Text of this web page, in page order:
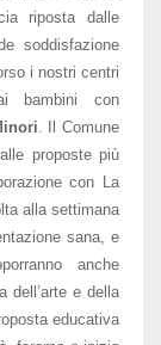
riposta dalle
soddisfazione
i nostri centri
bambini con
. Il Comune
proposte più
con La
alla settimana
sana, e
anche
dell’arte e della
educativa